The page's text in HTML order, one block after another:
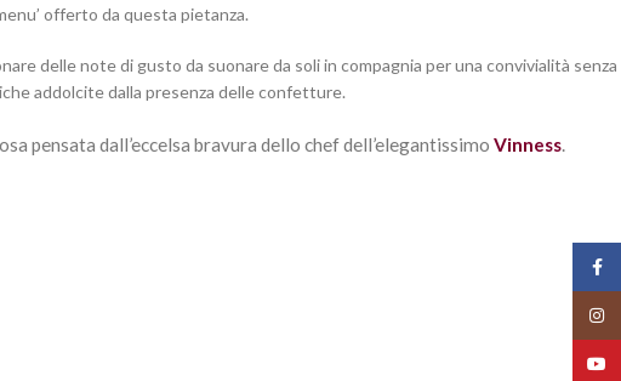
offerto da questa pietanza.
delle note di gusto da suonare da soli in compagnia per una convivialità senza
addolcite dalla presenza delle confetture.
pensata dall’eccelsa bravura dello chef dell’elegantissimo Vinness.